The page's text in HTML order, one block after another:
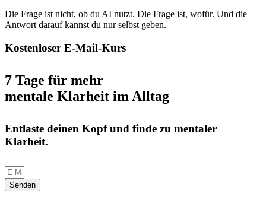
Die Frage ist nicht, ob du AI nutzt. Die Frage ist, wofür. Und die
Antwort darauf kannst du nur selbst geben.
Kostenloser E-Mail-Kurs
7 Tage für mehr
mentale Klarheit im Alltag
Entlaste deinen Kopf und finde zu mentaler
Klarheit.
Senden